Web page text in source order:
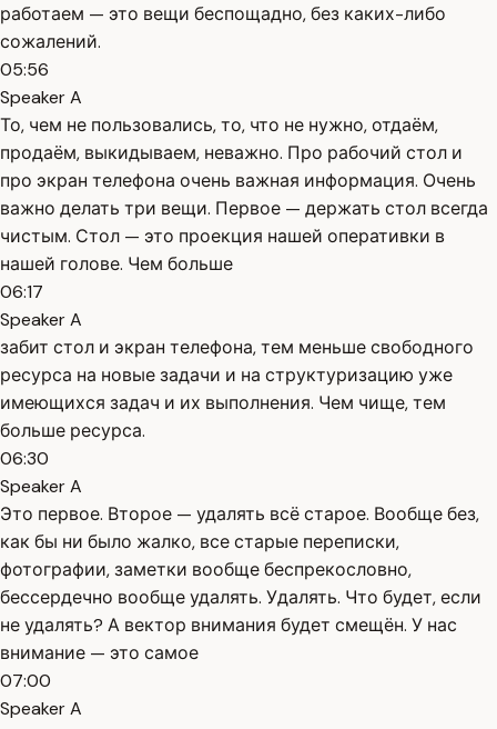
работаем — это вещи беспощадно, без каких-либо
сожалений.
05:56
Speaker A
То, чем не пользовались, то, что не нужно, отдаём,
продаём, выкидываем, неважно. Про рабочий стол и
про экран телефона очень важная информация. Очень
важно делать три вещи. Первое — держать стол всегда
чистым. Стол — это проекция нашей оперативки в
нашей голове. Чем больше
06:17
Speaker A
забит стол и экран телефона, тем меньше свободного
ресурса на новые задачи и на структуризацию уже
имеющихся задач и их выполнения. Чем чище, тем
больше ресурса.
06:30
Speaker A
Это первое. Второе — удалять всё старое. Вообще без,
как бы ни было жалко, все старые переписки,
фотографии, заметки вообще беспрекословно,
бессердечно вообще удалять. Удалять. Что будет, если
не удалять? А вектор внимания будет смещён. У нас
внимание — это самое
07:00
Speaker A